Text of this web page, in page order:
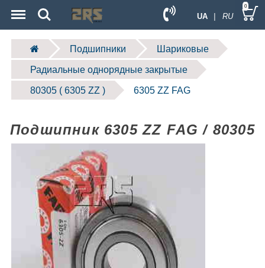
UA | RU
Search 0
Подшипники Шариковые
Радиальные однорядные закрытые
80305 ( 6305 ZZ ) 6305 ZZ FAG
Подшипник 6305 ZZ FAG / 80305